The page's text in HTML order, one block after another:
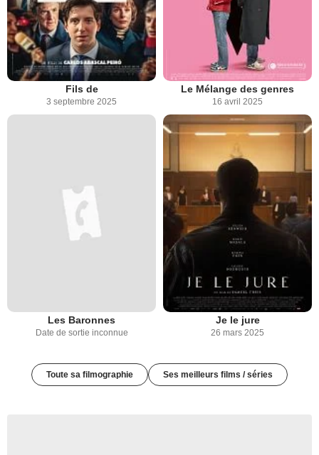
Fils de
3 septembre 2025
Le Mélange des genres
16 avril 2025
Les Baronnes
Date de sortie inconnue
Je le jure
26 mars 2025
Toute sa filmographie Ses meilleurs films / séries